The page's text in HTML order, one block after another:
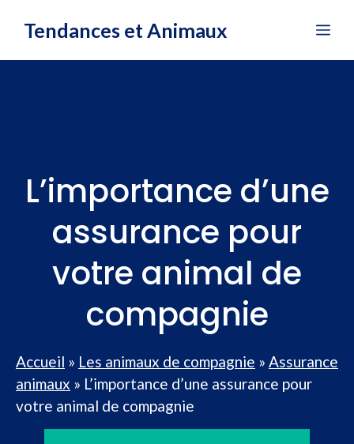
Tendances et Animaux
L’importance d’une
assurance pour
votre animal de
compagnie
Accueil » Les animaux de compagnie » Assurance
animaux » L’importance d’une assurance pour
votre animal de compagnie